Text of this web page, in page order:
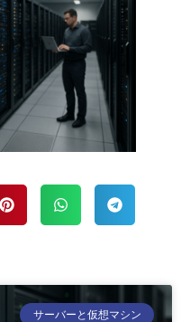
サーバーと仮想マシン